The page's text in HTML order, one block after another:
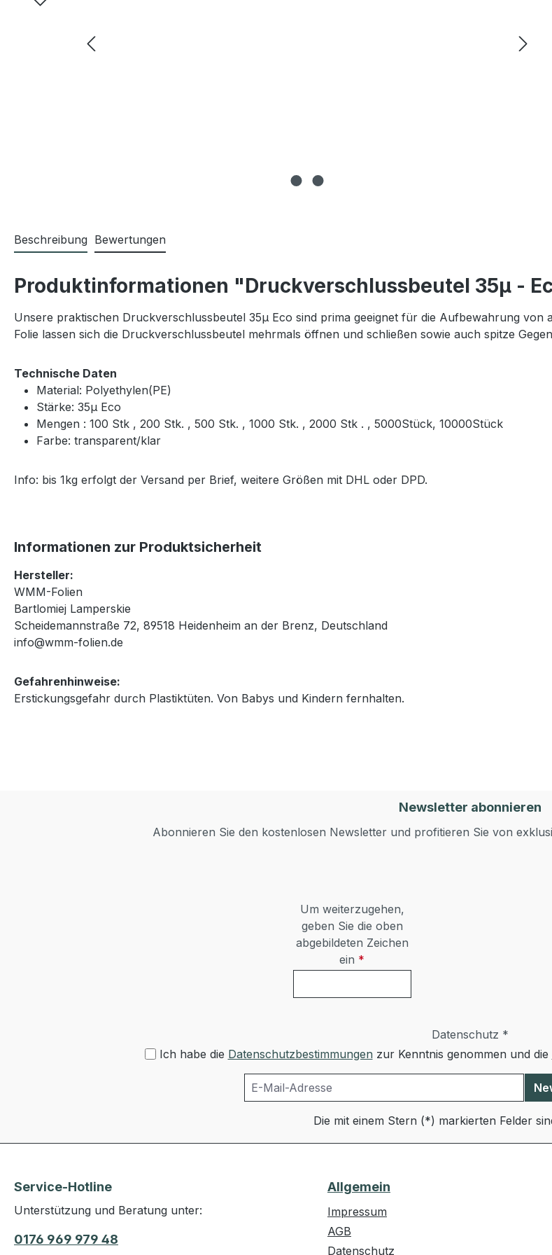
Beschreibung Bewertungen
Produktinformationen "Druckverschlussbeutel 35μ -
Unsere praktischen Druckverschlussbeutel 35μ Eco sind prima geeignet für die Aufbewahrung von
Folie lassen sich die Druckverschlussbeutel mehrmals öffnen und schließen sowie auch spitze
Technische Daten
Material: Polyethylen(PE)
Stärke: 35μ Eco
Mengen : 100 Stk , 200 Stk. , 500 Stk. , 1000 Stk. , 2000 Stk . , 5000Stück, 10000Stück
Farbe: transparent/klar
Info: bis 1kg erfolgt der Versand per Brief, weitere Größen mit DHL oder DPD.
Informationen zur Produktsicherheit
Hersteller:
WMM-Folien
Bartlomiej Lamperskie
Scheidemannstraße 72, 89518 Heidenheim an der Brenz, Deutschland
info@wmm-folien.de
Gefahrenhinweise:
Erstickungsgefahr durch Plastiktüten. Von Babys und Kindern fernhalten.
Newsletter abonnieren
Abonnieren Sie den kostenlosen Newsletter und profitieren Sie von
Um weiterzugehen,
geben Sie die oben
abgebildeten Zeichen
ein *
Datenschutz *
Ich habe die Datenschutzbestimmungen zur Kenntnis genommen und die
Die mit einem Stern (*) markierten Felder
Service-Hotline
Unterstützung und Beratung unter:
0176 969 979 48
Allgemein
Impressum
AGB
Datenschutz